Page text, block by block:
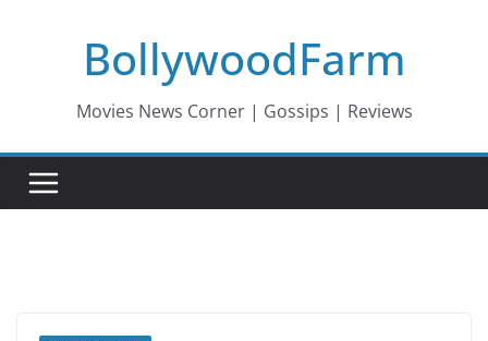
BollywoodFarm
Movies News Corner | Gossips | Reviews